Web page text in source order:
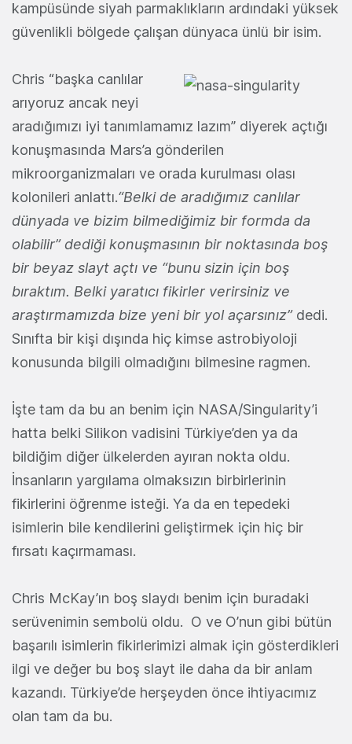
kampüsünde siyah parmaklıkların ardındaki yüksek
güvenlikli bölgede çalışan dünyaca ünlü bir isim.
Chris “başka canlılar
arıyoruz ancak neyi
aradığımızı iyi tanımlamamız lazım” diyerek açtığı
konuşmasında Mars’a gönderilen
mikroorganizmaları ve orada kurulması olası
kolonileri anlattı.“Belki de aradığımız canlılar
dünyada ve bizim bilmediğimiz bir formda da
olabilir” dediği konuşmasının bir noktasında boş
bir beyaz slayt açtı ve “bunu sizin için boş
bıraktım. Belki yaratıcı fikirler verirsiniz ve
araştırmamızda bize yeni bir yol açarsınız”dedi.
Sınıfta bir kişi dışında hiç kimse astrobiyoloji
konusunda bilgili olmadığını bilmesine ragmen.
İşte tam da bu an benim için NASA/Singularity’i
hatta belki Silikon vadisini Türkiye’den ya da
bildiğim diğer ülkelerden ayıran nokta oldu.
İnsanların yargılama olmaksızın birbirlerinin
fikirlerini öğrenme isteği. Ya da en tepedeki
isimlerin bile kendilerini geliştirmek için hiç bir
fırsatı kaçırmaması.
Chris McKay’ın boş slaydı benim için buradaki
serüvenimin sembolü oldu. O ve O’nun gibi bütün
başarılı isimlerin fikirlerimizi almak için gösterdikleri
ilgi ve değer bu boş slayt ile daha da bir anlam
kazandı. Türkiye’de herşeyden önce ihtiyacımız
olan tam da bu.